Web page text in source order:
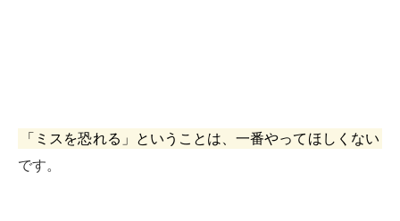
「ミスを恐れる」ということは、一番やってほしくない
です。